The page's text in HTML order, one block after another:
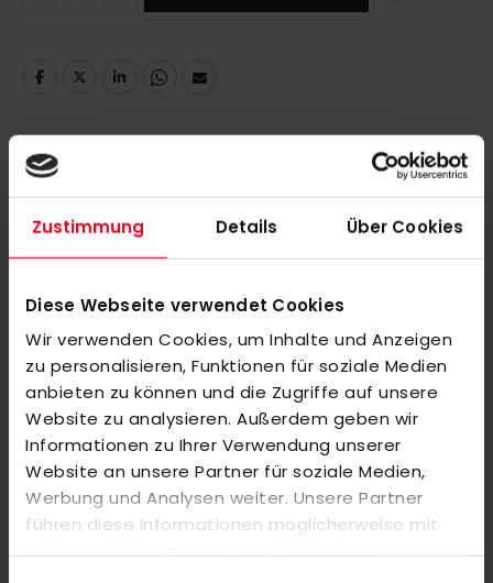
Zustimmung Details Über Cookies
Diese Webseite verwendet Cookies
Wir verwenden Cookies, um Inhalte und Anzeigen
zu personalisieren, Funktionen für soziale Medien
anbieten zu können und die Zugriffe auf unsere
Website zu analysieren. Außerdem geben wir
Informationen zu Ihrer Verwendung unserer
Website an unsere Partner für soziale Medien,
Werbung und Analysen weiter. Unsere Partner
führen diese Informationen möglicherweise mit
weiteren Daten zusammen, die Sie ihnen
DETAILS
Hier trifft Teamgeist auf ein leichtes Tragegefühl. Dieses
kurzärmelige adidas Hockeytrikot mit V-Ausschnitt ist für das
Spielfeld gemacht und bietet höchsten Tragekomfort bei
adidas Logo und mit 3-Streifen an den Schultern.
EIGENSCHAFTEN: Interlock, hydrophilic finish, AEROREADY,
teilweise aus recycelten Materialien hergestellt.
MEHR INFORMATIONEN